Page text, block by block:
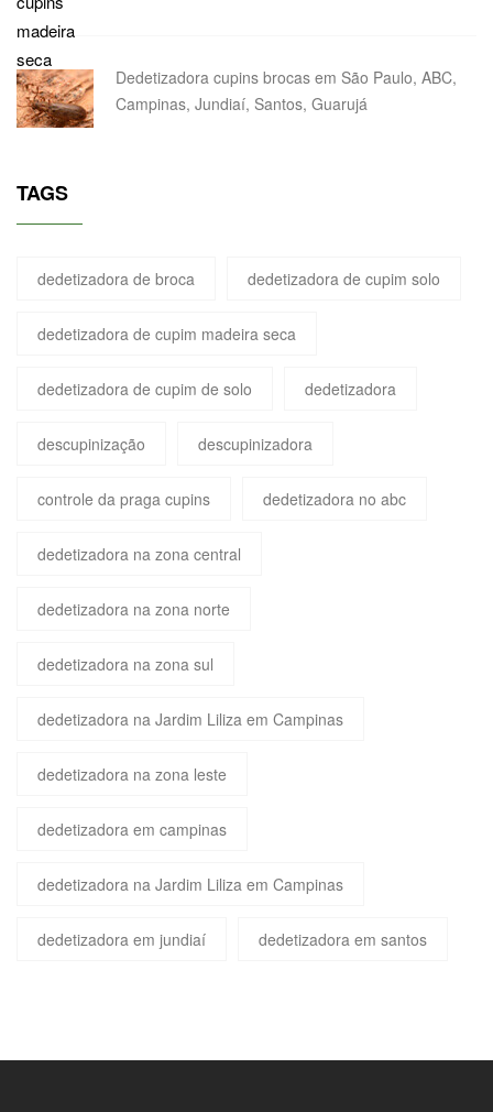
Dedetizadora cupins brocas em São Paulo, ABC,
Campinas, Jundiaí, Santos, Guarujá
TAGS
dedetizadora de broca dedetizadora de cupim solo
dedetizadora de cupim madeira seca
dedetizadora de cupim de solo dedetizadora
descupinização descupinizadora
controle da praga cupins dedetizadora no abc
dedetizadora na zona central
dedetizadora na zona norte
dedetizadora na zona sul
dedetizadora na Jardim Liliza em Campinas
dedetizadora na zona leste
dedetizadora em campinas
dedetizadora na Jardim Liliza em Campinas
dedetizadora em jundiaí dedetizadora em santos